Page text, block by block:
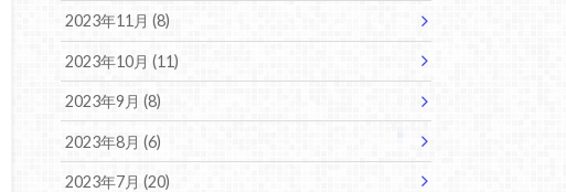
2023年11月 (8)
2023年10月 (11)
2023年9月 (8)
2023年8月 (6)
2023年7月 (20)